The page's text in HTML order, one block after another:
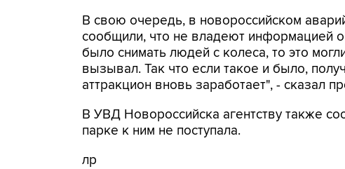
В свою очередь, в новороссийском
сообщили, что не владеют информацией
было снимать людей с колеса, то это
вызывал. Так что если такое и было,
аттракцион вновь заработает", - сказал
В УВД Новороссийска агентству также
парке к ним не поступала.
лр